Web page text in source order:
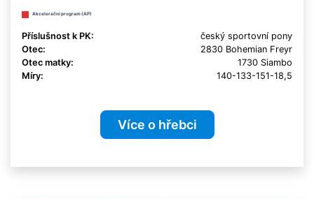
Akcelerační program (AP)
Příslušnost k PK:
český sportovní pony
Otec:
2830 Bohemian Freyr
Otec matky:
1730 Siambo
Míry:
140-133-151-18,5
Více o hřebci